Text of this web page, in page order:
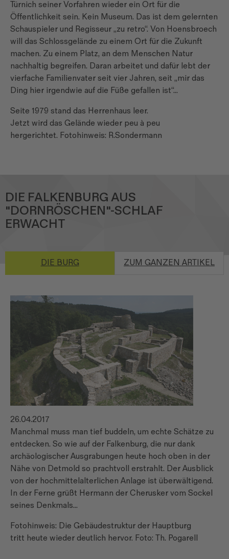
Türnich seiner Vorfahren wieder ein Ort für die
Öffentlichkeit sein. Kein Museum. Das ist dem gelernten
Schauspieler und Regisseur „zu retro“. Von Hoensbroech
will das Schlossgelände zu einem Ort für die Zukunft
machen. Zu einem Platz, an dem Menschen Natur
nachhaltig begreifen. Daran arbeitet und dafür lebt der
vierfache Familienvater seit vier Jahren, seit „mir das
Ding hier irgendwie auf die Füße gefallen ist“...
Seite 1979 stand das Herrenhaus leer.
Jetzt wird das Gelände wieder peu à peu
hergerichtet. Fotohinweis: R.Sondermann
DIE FALKENBURG AUS
"DORNRÖSCHEN"-SCHLAF
ERWACHT
DIE BURG ZUM GANZEN ARTIKEL
26.04.2017
Manchmal muss man tief buddeln, um echte Schätze zu
entdecken. So wie auf der Falkenburg, die nur dank
archäologischer Ausgrabungen heute hoch oben in der
Nähe von Detmold so prachtvoll erstrahlt. Der Ausblick
von der hochmittelalterlichen Anlage ist überwältigend.
In der Ferne grüßt Hermann der Cherusker vom Sockel
seines Denkmals...
Fotohinweis: Die Gebäudestruktur der Hauptburg
tritt heute wieder deutlich hervor. Foto: Th. Pogarell